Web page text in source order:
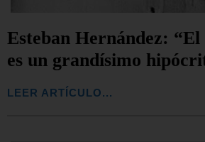
Esteban Hernández:
es un grandísimo
LEER ARTÍCULO...